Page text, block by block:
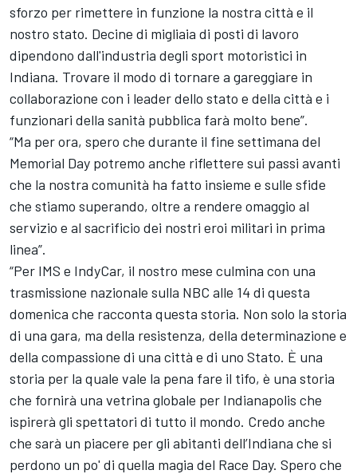
sforzo per rimettere in funzione la nostra città e il
nostro stato. Decine di migliaia di posti di lavoro
dipendono dall'industria degli sport motoristici in
Indiana. Trovare il modo di tornare a gareggiare in
collaborazione con i leader dello stato e della città e i
funzionari della sanità pubblica farà molto bene”.
“Ma per ora, spero che durante il fine settimana del
Memorial Day potremo anche riflettere sui passi avanti
che la nostra comunità ha fatto insieme e sulle sfide
che stiamo superando, oltre a rendere omaggio al
servizio e al sacrificio dei nostri eroi militari in prima
linea”.
“Per IMS e IndyCar, il nostro mese culmina con una
trasmissione nazionale sulla NBC alle 14 di questa
domenica che racconta questa storia. Non solo la storia
di una gara, ma della resistenza, della determinazione e
della compassione di una città e di uno Stato. È una
storia per la quale vale la pena fare il tifo, è una storia
che fornirà una vetrina globale per Indianapolis che
ispirerà gli spettatori di tutto il mondo. Credo anche
che sarà un piacere per gli abitanti dell’Indiana che si
perdono un po' di quella magia del Race Day. Spero che